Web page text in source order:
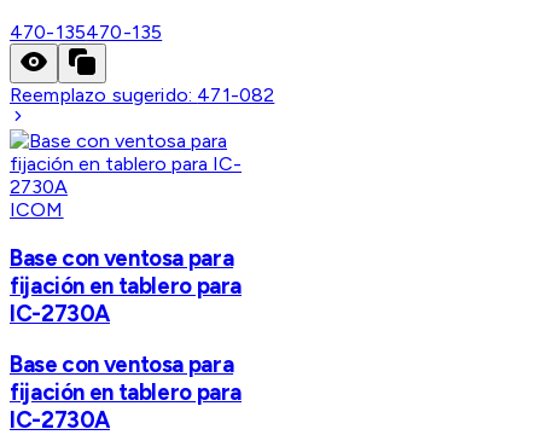
470-135470-135
Reemplazo sugerido: 471-082
ICOM
Base con ventosa para
fijación en tablero para
IC-2730A
Base con ventosa para
fijación en tablero para
IC-2730A